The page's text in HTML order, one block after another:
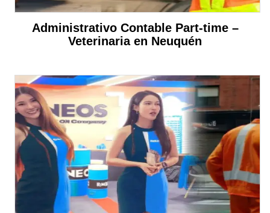
Administrativo Contable Part-time –
Veterinaria en Neuquén